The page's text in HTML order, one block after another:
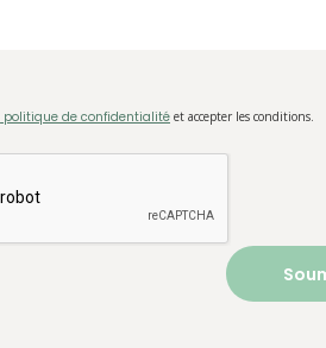
politique de confidentialité et accepter les conditions.